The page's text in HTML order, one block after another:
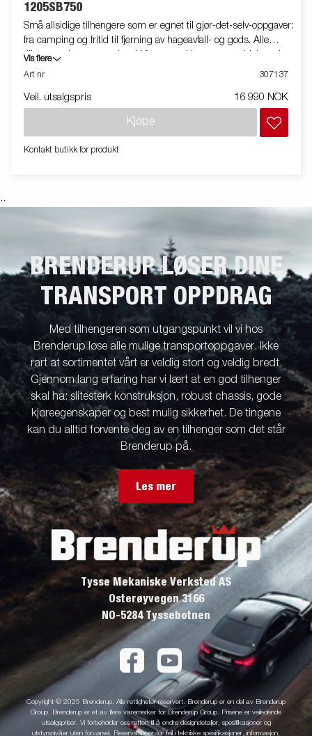
1205SB750
Små allsidige tilhengere som er egnet til gjør-det-selv-oppgaver:
fra camping og fritid til fjerning av hageavfall- og gods. Alle
tilhengere leveres med en V-formet trekkstang som hjelper deg
med å ankomme sikkert til din destinasjon. Tilhengeren kan lett
tilbehørsprogram tilgjengelig. Bildene er kun til illustrative
miljøavgift kan tilkomme.
Vis flere
Art nr
307137
Veil. utsalgspris 16 990 NOK
Kjøpe
Kontakt butikk for produkt
..
BRENDERUP LØSER DINE
TRANSPORT OPPDRAG
Med tilhengeren som utgangspunkt vil vi hos
Brenderup løse alle mulige transportoppgaver. Ikke
rart at sortimentet vårt er veldig stort og veldig bredt.
Gjennom lang erfaring har vi lært at en god tilhenger
skal ha: slitesterk konstruksjon, robust chassis, gode
kjøreegenskaper og best mulig sikkerhet. De tingene
kan du alltid forvente deg av en tilhenger som det står
Brenderup på.
Les mer
Tysse Mekaniske Verksted AS
Osterøyvegen 3166
NO-5284 Tyssebotnen
Copyright © 2025 Brenderup. Alle rettigheter reservert. Brenderup er en del av Brenderup
Group. Brenderup er et av flere varemerker for Brenderup Group. Prisene er veiledende
utsalgspriser. Vi forbeholder oss retten til å endre designdetaljer, spesifikasjoner og
utstyrsnivåer uten forvarsel. Reservasjoner for feil i tekniske spesifikasjoner, informasjon,